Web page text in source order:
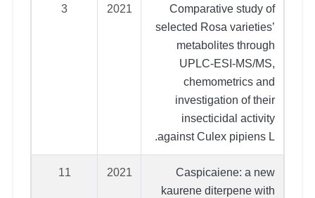
Comparative study of
selected Rosa varieties’
metabolites through
UPLC-ESI-MS/MS,
chemometrics and
investigation of their
insecticidal activity
against Culex pipiens L.
2021
3
Caspicaiene: a new
kaurene diterpene with
2021
11